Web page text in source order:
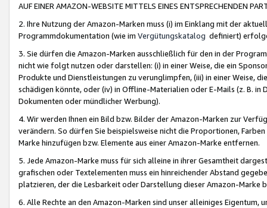
AUF EINER AMAZON-WEBSITE MITTELS EINES ENTSPRECHENDEN
2. Ihre Nutzung der Amazon-Marken muss (i) im Einklang mit der
Programmdokumentation (wie im Vergütungskatalog definiert)
3. Sie dürfen die Amazon-Marken ausschließlich für den in der
nicht wie folgt nutzen oder darstellen: (i) in einer Weise, die ein
Produkte und Dienstleistungen zu verunglimpfen, (iii) in einer Weise,
schädigen könnte, oder (iv) in Offline-Materialien oder E-Mails (z. B. in
Dokumenten oder mündlicher Werbung).
4. Wir werden Ihnen ein Bild bzw. Bilder der Amazon-Marken zur
verändern. So dürfen Sie beispielsweise nicht die Proportionen,
Marke hinzufügen bzw. Elemente aus einer Amazon-Marke entfernen.
5. Jede Amazon-Marke muss für sich alleine in ihrer Gesamtheit
grafischen oder Textelementen muss ein hinreichender Abstand
platzieren, der die Lesbarkeit oder Darstellung dieser Amazon-Marke
6. Alle Rechte an den Amazon-Marken sind unser alleiniges